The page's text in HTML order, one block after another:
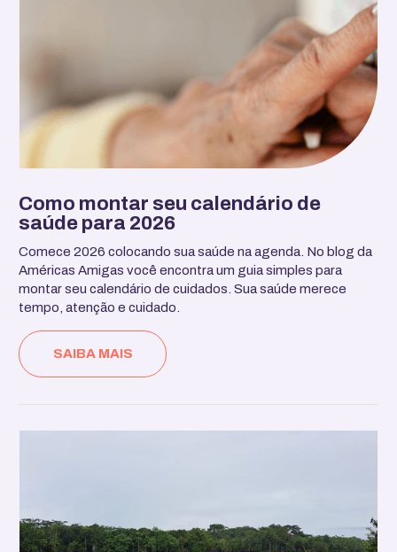
Como montar seu calendário de
saúde para 2026
Comece 2026 colocando sua saúde na agenda. No blog da
Américas Amigas você encontra um guia simples para
montar seu calendário de cuidados. Sua saúde merece
tempo, atenção e cuidado.
SAIBA MAIS